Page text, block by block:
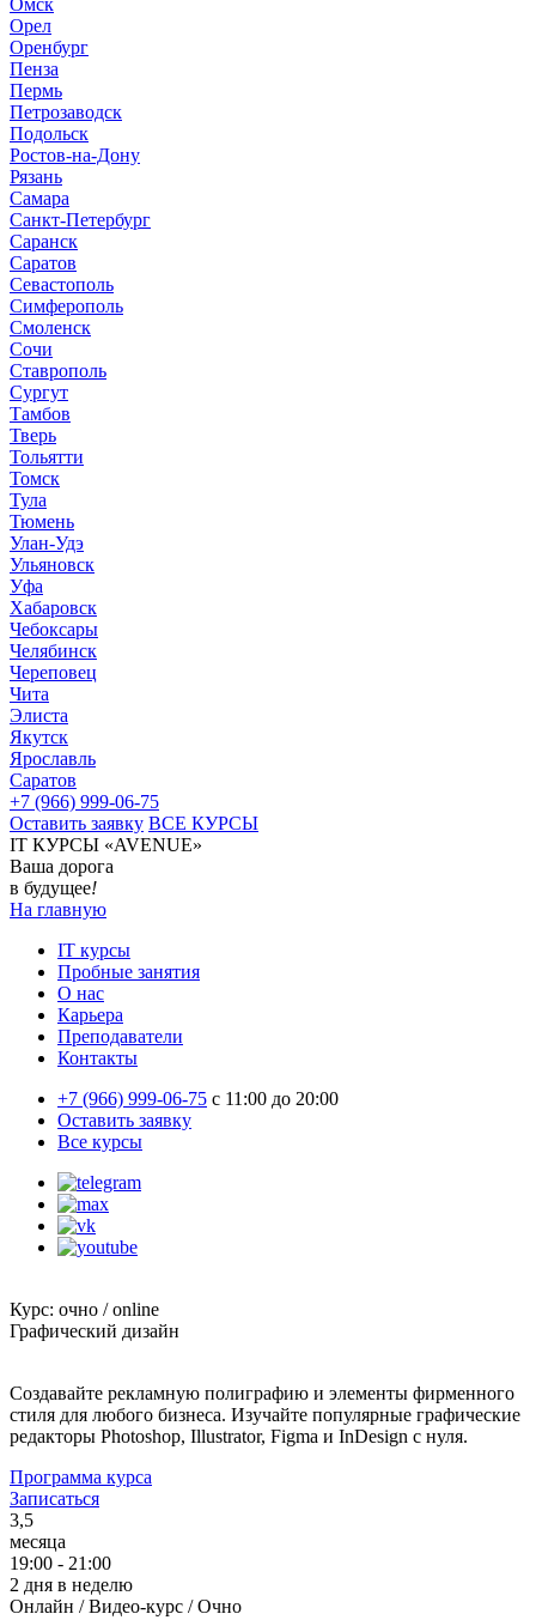
Омск
Орел
Оренбург
Пенза
Пермь
Петрозаводск
Подольск
Ростов-на-Дону
Рязань
Самара
Санкт-Петербург
Саранск
Саратов
Севастополь
Симферополь
Смоленск
Сочи
Ставрополь
Сургут
Тамбов
Тверь
Тольятти
Томск
Тула
Тюмень
Улан-Удэ
Ульяновск
Уфа
Хабаровск
Чебоксары
Челябинск
Череповец
Чита
Элиста
Якутск
Ярославль
Саратов
+7 (966) 999-06-75
Оставить заявку ВСЕ КУРСЫ
IT КУРСЫ «AVENUE»
Ваша дорога
в будущее!
На главную
IT курсы
Пробные занятия
О нас
Карьера
Преподаватели
Контакты
+7 (966) 999-06-75 c 11:00 до 20:00
Оставить заявку
Все курсы
Курс: очно / online
Графический дизайн
Создавайте рекламную полиграфию и элементы фирменного
стиля для любого бизнеса. Изучайте популярные графические
редакторы Photoshop, Illustrator, Figma и InDesign с нуля.
Программа курса
Записаться
3,5
месяца
19:00 - 21:00
2 дня в неделю
Онлайн / Видео-курс / Очно